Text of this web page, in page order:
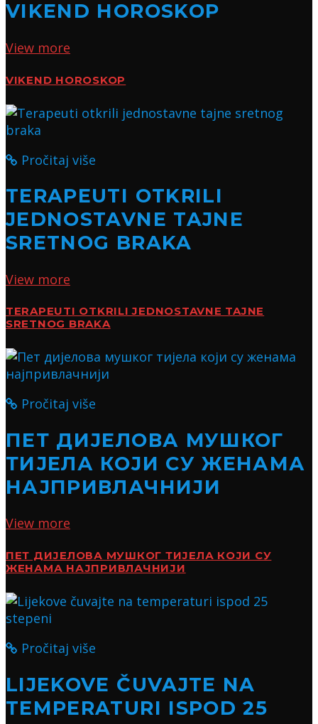
VIKEND HOROSKOP
View more
VIKEND HOROSKOP
Pročitaj više
TERAPEUTI OTKRILI
JEDNOSTAVNE TAJNE
SRETNOG BRAKA
View more
TERAPEUTI OTKRILI JEDNOSTAVNE TAJNE
SRETNOG BRAKA
Pročitaj više
ПЕТ ДИЈЕЛОВА МУШКОГ
ТИЈЕЛА КОЈИ СУ ЖЕНАМА
НАЈПРИВЛАЧНИЈИ
View more
ПЕТ ДИЈЕЛОВА МУШКОГ ТИЈЕЛА КОЈИ СУ
ЖЕНАМА НАЈПРИВЛАЧНИЈИ
Pročitaj više
LIJEKOVE ČUVAJTE NA
TEMPERATURI ISPOD 25